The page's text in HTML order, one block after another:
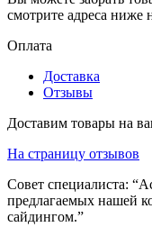
смотрите адреса ниже
Оплата
Доставка
Отзывы
Доставим товары на
На страницу отзывов
Совет специалиста:
предлагаемых нашей
сайдингом.”